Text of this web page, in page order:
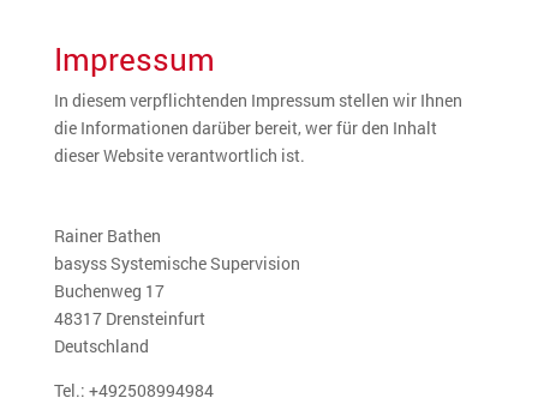
Impressum
In diesem verpflichtenden Impressum stellen wir Ihnen
die Informationen darüber bereit, wer für den Inhalt
dieser Website verantwortlich ist.
Rainer Bathen
basyss Systemische Supervision
Buchenweg 17
48317 Drensteinfurt
Deutschland
Tel.: +492508994984